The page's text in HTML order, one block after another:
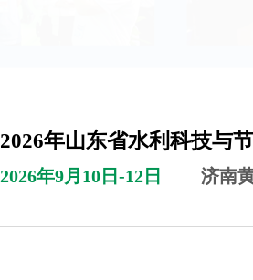
2026年山东省水利科技与
济南
2026年9月10日-12日